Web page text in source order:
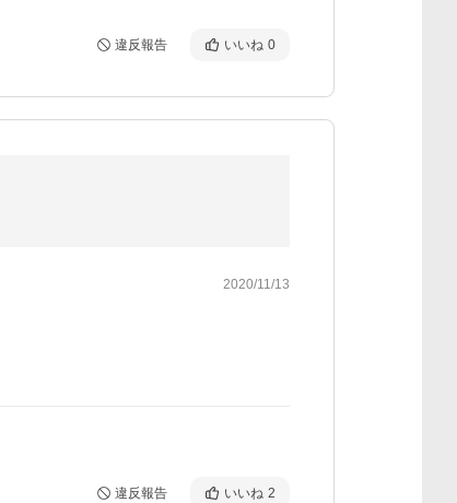
違反報告 いいね 0
2020/11/13
違反報告 いいね 2